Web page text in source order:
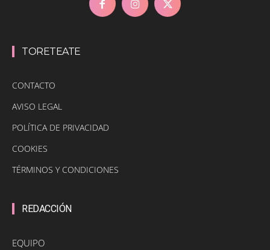
TORETEATE
CONTACTO
AVISO LEGAL
POLÍTICA DE PRIVACIDAD
COOKIES
TÉRMINOS Y CONDICIONES
REDACCIÓN
EQUIPO